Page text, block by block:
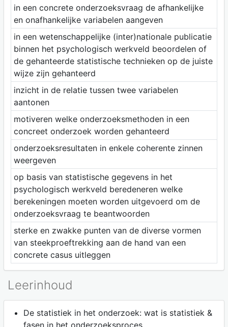
in een concrete onderzoeksvraag de afhankelijke
en onafhankelijke variabelen aangeven
in een wetenschappelijke (inter)nationale publicatie
binnen het psychologisch werkveld beoordelen of
de gehanteerde statistische technieken op de juiste
wijze zijn gehanteerd
inzicht in de relatie tussen twee variabelen
aantonen
motiveren welke onderzoeksmethoden in een
concreet onderzoek worden gehanteerd
onderzoeksresultaten in enkele coherente zinnen
weergeven
op basis van statistische gegevens in het
psychologisch werkveld beredeneren welke
berekeningen moeten worden uitgevoerd om de
onderzoeksvraag te beantwoorden
sterke en zwakke punten van de diverse vormen
van steekproeftrekking aan de hand van een
concrete casus uitleggen
Leerinhoud
De statistiek in het onderzoek: wat is statistiek &